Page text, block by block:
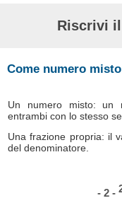
Riscrivi
Come numero
Un numero misto: un
entrambi con lo stesso
Una frazione propria: il
del denominatore.
- 2 -